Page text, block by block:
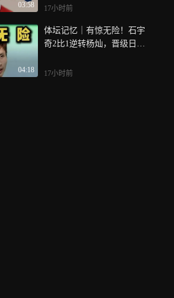
03:58 17小时前
04:18
体坛记忆｜有惊无险！石宇
奇2比1逆转杨灿，晋级日本
17小时前